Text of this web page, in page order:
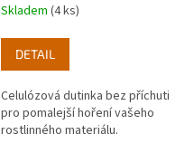
Skladem (4 ks)
DETAIL
Celulózová dutinka bez příchuti
pro pomalejší hoření vašeho
rostlinného materiálu.